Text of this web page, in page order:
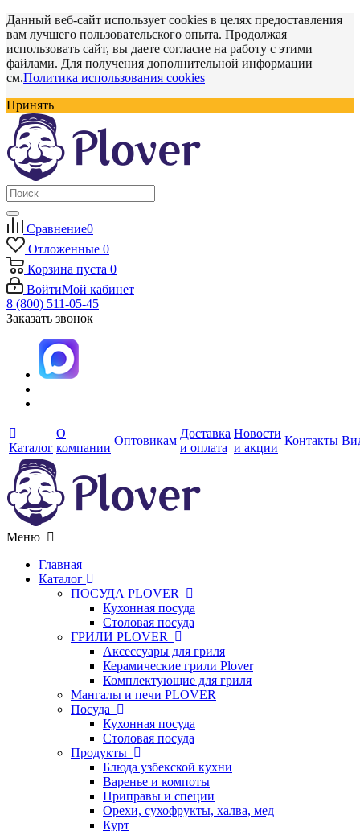
Данный веб-сайт использует cookies в целях предоставления
вам лучшего пользовательского опыта. Продолжая
использовать сайт, вы даете согласие на работу с этими
файлами. Для получения дополнительной информации
см.Политика использования cookies
Принять
Сравнение0
Отложенные 0
Корзина пуста 0
ВойтиМой кабинет
8 (800) 511-05-45
Заказать звонок
Каталог
О
компании
Оптовикам
Доставка
и оплата
Новости
и акции
Контакты
Меню
Главная
Каталог
ПОСУДА PLOVER
Кухонная посуда
Столовая посуда
ГРИЛИ PLOVER
Аксессуары для гриля
Керамические грили Plover
Комплектующие для гриля
Мангалы и печи PLOVER
Посуда
Кухонная посуда
Столовая посуда
Продукты
Блюда узбекской кухни
Варенье и компоты
Приправы и специи
Орехи, сухофрукты, халва, мед
Курт